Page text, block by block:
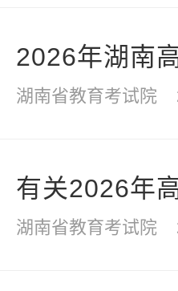
2026年湖南
湖南省教育考试院
有关2026年
湖南省教育考试院